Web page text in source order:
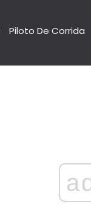
Piloto De Corrida